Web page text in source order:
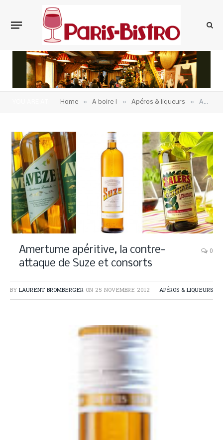
Home » A boire ! » Apéros & liqueurs » Amertume apéritive, la contre-attaque de Suze et consorts
Amertume apéritive, la contre-
attaque de Suze et consorts
0
BY LAURENT BROMBERGER ON 25 NOVEMBRE 2012 APÉROS & LIQUEURS